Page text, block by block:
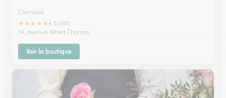
Carmaux
★★★★★4.8 (58)
74, avenue Albert Thomas
Voir la boutique